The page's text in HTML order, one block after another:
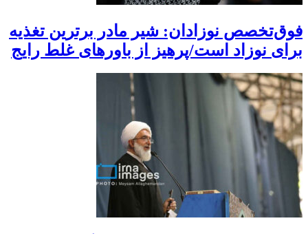
فوق‌تخصص نوزادان: شیر مادر برترین تغذیه
برای نوزاد است/پرهیز از باورهای غلط رایج